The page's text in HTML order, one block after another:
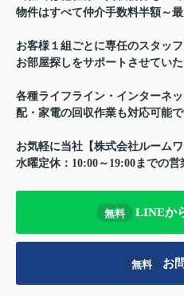
物件はすべて仲介手数料半額～
お客様１組ごとに専任のスタッ
お部屋探しをサポートさせていた
各種ライフライン・インターネ
配・家電の回収作業も対応可能で
お気軽に当社【株式会社ルーム
水曜定休：10:00～19:00までの営
無料 LINEか
無料 お